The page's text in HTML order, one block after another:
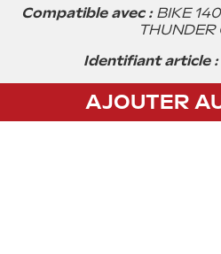
Compatible avec :BIKE
THUNDER
Identifiant article :
AJOUTER